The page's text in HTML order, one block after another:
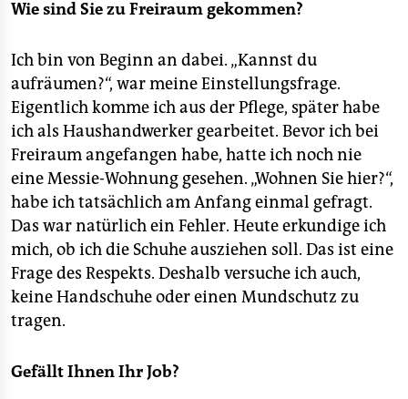
Wie sind Sie zu Freiraum gekommen?
Ich bin von Beginn an dabei. „Kannst du
aufräumen?“, war meine Einstellungsfrage.
Eigentlich komme ich aus der Pflege, später habe
ich als Haushandwerker gearbeitet. Bevor ich bei
Freiraum angefangen habe, hatte ich noch nie
eine Messie-Wohnung gesehen. „Wohnen Sie hier?“,
habe ich tatsächlich am Anfang einmal gefragt.
Das war natürlich ein Fehler. Heute erkundige ich
mich, ob ich die Schuhe ausziehen soll. Das ist eine
Frage des Respekts. Deshalb versuche ich auch,
keine Handschuhe oder einen Mundschutz zu
tragen.
Gefällt Ihnen Ihr Job?